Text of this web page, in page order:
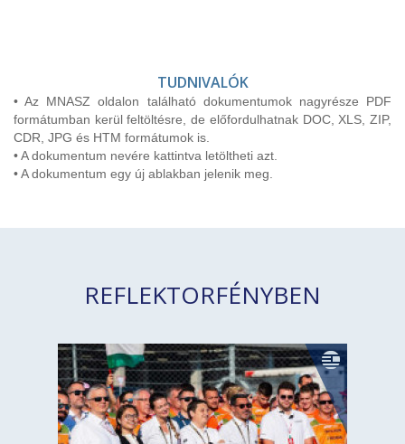
TUDNIVALÓK
• Az MNASZ oldalon található dokumentumok nagyrésze PDF
formátumban kerül feltöltésre, de előfordulhatnak DOC, XLS, ZIP,
CDR, JPG és HTM formátumok is.
• A dokumentum nevére kattintva letöltheti azt.
• A dokumentum egy új ablakban jelenik meg.
REFLEKTORFÉNYBEN